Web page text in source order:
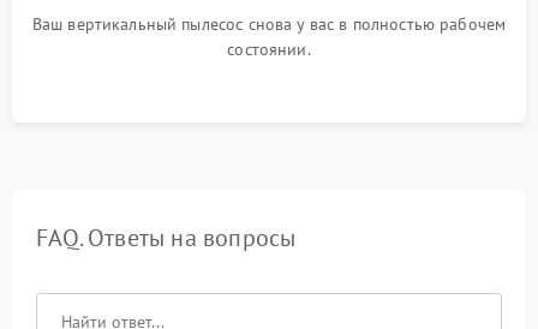
Ваш вертикальный пылесос снова у вас в полностью рабочем
состоянии.
FAQ. Ответы на вопросы